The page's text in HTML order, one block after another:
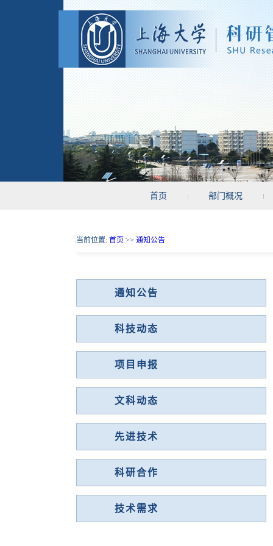
首页 部门概况
当前位置: 首页 >> 通知公告
通知公告
科技动态
项目申报
文科动态
先进技术
科研合作
技术需求